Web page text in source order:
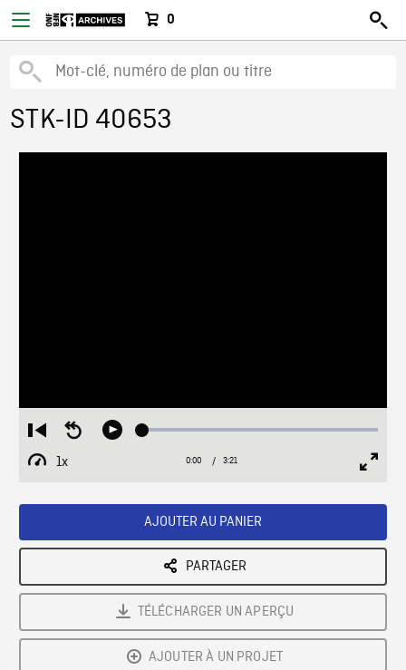
0
STK-ID 40653
Restart
from
beginning
Seek
Play Loaded:
1x
Playback
Current
0:00 / Duration
3:21
AJOUTER AU PANIER
PARTAGER
TÉLÉCHARGER UN APERÇU
AJOUTER À UN PROJET